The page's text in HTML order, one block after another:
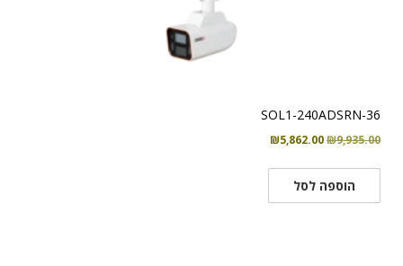
SOL1-240ADSRN-36
₪9,935.00
המחיר
היה:
₪5,862.00
הוספה לסל